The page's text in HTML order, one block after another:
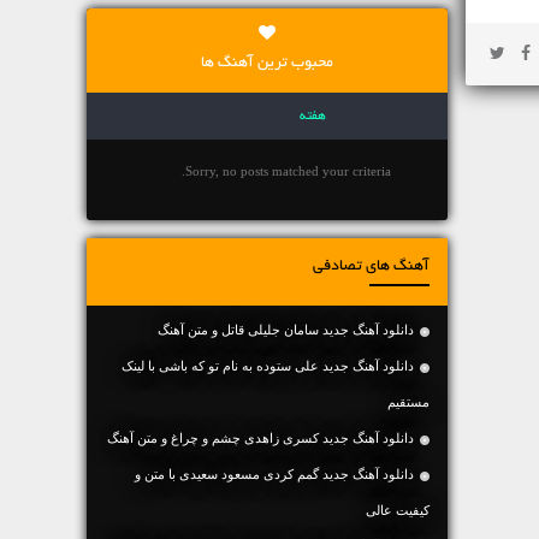
محبوب ترین آهنگ ها
هفته
Sorry, no posts matched your criteria.
آهنگ های تصادفی
دانلود آهنگ جديد سامان جلیلی قاتل و متن آهنگ
دانلود آهنگ جديد علی ستوده به نام تو که باشی با لینک
مستقیم
دانلود آهنگ جديد کسری زاهدی چشم و چراغ و متن آهنگ
دانلود آهنگ جديد گمم کردی مسعود سعیدی با متن و
کیفیت عالی